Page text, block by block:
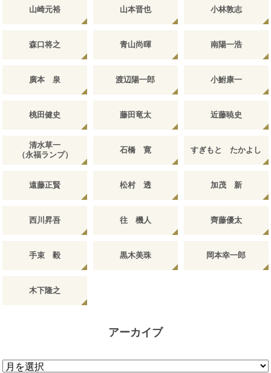
山崎元裕 山本晋也 小林敦志
森口将之 青山尚暉 南陽一浩
廣本 泉 渡辺陽一郎 小鮒康一
桃田健史 藤田竜太 近藤暁史
清水草一
（永福ランプ）
石橋 寛 すぎもと たかよし
遠藤正賢 松村 透 加茂 新
西川昇吾 往 機人 齊藤優太
手束 毅 黒木美珠 岡本幸一郎
木下隆之
アーカイブ
ア